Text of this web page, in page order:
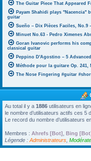
The Guitar Piece That Appeared
Payam Shahidi plays "Nacencia"
guitar
Sueño – Dix Pièces Faciles, No.9
Minuet No.63 - Pedro Ximenes
Goran Ivanovic performs his
classical guitar
Peppino D'Agostino – 5
Méthode pour la guitare Op.
The Nose Fingering #guitar
Au total il y a 1886 utilisateurs en
le nombre d’utilisateurs actifs ces 5
Le record du nombre d’utilisateurs
Membres : Ahrefs [Bot] Bing
Légende : Administrateurs